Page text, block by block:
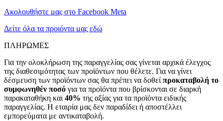
Ακολουθήστε μας στο Facebook Meta
Δείτε όλα τα προιόντα μας εδώ
ΠΛΗΡΩΜΕΣ
Για την ολοκλήρωση της παραγγελίας σας γίνεται αρχικά έλεγχος
της διαθεσιμότητας των προϊόντων που θέλετε. Για να γίνει
δέσμευση των προϊόντων σας θα πρέπει να δοθείπροκαταβολή το
συμφωνηθέν ποσό για τα προϊόντα που βρίσκονται σε διαρκή
παρακαταθήκη και40% της αξίας για τα προϊόντα ειδικής
παραγγελίας. Η εταιρία μας δεν παραδίδει ή αποστέλλει
εμπορεύματα με αντικαταβολή.